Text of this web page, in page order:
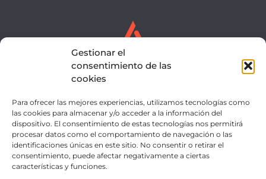
Gestionar el
consentimiento de las
cookies
Para ofrecer las mejores experiencias, utilizamos tecnologías como
las cookies para almacenar y/o acceder a la información del
dispositivo. El consentimiento de estas tecnologías nos permitirá
procesar datos como el comportamiento de navegación o las
identificaciones únicas en este sitio. No consentir o retirar el
consentimiento, puede afectar negativamente a ciertas
características y funciones.
SERVICIOS EQUIPO
NOTICIAS CONTACTO
INTRANET